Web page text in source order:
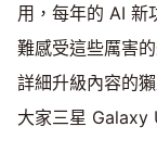
用，每年的 AI 新
難感受這些厲害
詳細升級內容的
大家三星 Galaxy